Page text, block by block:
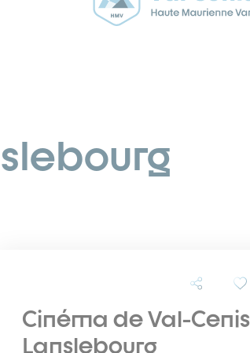
Cinéma de Val-Cenis
Lanslebourg